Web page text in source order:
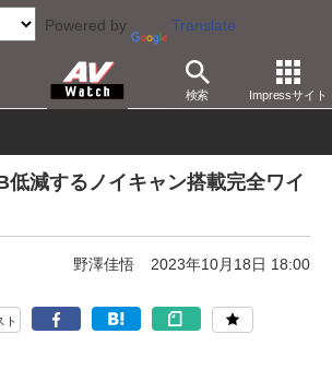
Powered by Translate
検索 Impressサイト
ッドフォン その他
低減するノイキャン搭載完全ワイ
野澤佳悟 2023年10月18日 18:00
ト